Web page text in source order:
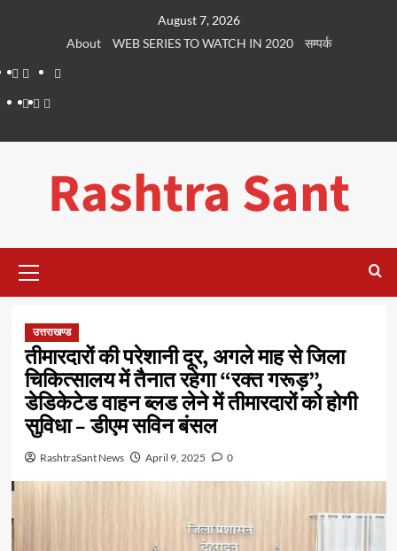
August 7, 2026
About
WEB SERIES TO WATCH IN 2020
सम्पर्क
About
WEB
SERIES
Dehradun
LifePlaces
सम्पर्क
Rashtra Sant
Menu
उत्तराखण्ड
तीमारदारों की परेशानी दूर, अगले माह से जिला
चिकित्सालय में तैनात रहेगा “रक्त गरूड़”,
डेडिकेटेड वाहन ब्लड लेने में तीमारदारों को होगी
सुविधा – डीएम सविन बंसल
RashtraSant News April 9, 2025 0